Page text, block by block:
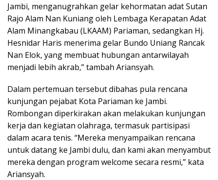
Jambi, menganugrahkan gelar kehormatan adat Sutan
Rajo Alam Nan Kuniang oleh Lembaga Kerapatan Adat
Alam Minangkabau (LKAAM) Pariaman, sedangkan Hj.
Hesnidar Haris menerima gelar Bundo Uniang Rancak
Nan Elok, yang membuat hubungan antarwilayah
menjadi lebih akrab,” tambah Ariansyah.
Dalam pertemuan tersebut dibahas pula rencana
kunjungan pejabat Kota Pariaman ke Jambi.
Rombongan diperkirakan akan melakukan kunjungan
kerja dan kegiatan olahraga, termasuk partisipasi
dalam acara tenis. “Mereka menyampaikan rencana
untuk datang ke Jambi dulu, dan kami akan menyambut
mereka dengan program welcome secara resmi,” kata
Ariansyah.